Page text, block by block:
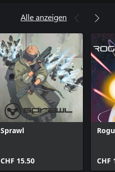
Alle anzeigen
Sprawl
CHF 15.50 CHF